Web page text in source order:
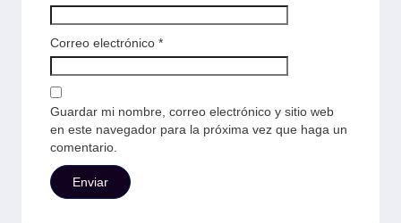
Correo electrónico *
Guardar mi nombre, correo electrónico y sitio web
en este navegador para la próxima vez que haga un
comentario.